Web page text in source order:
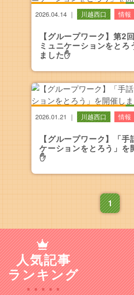
2026.04.14 ｜ 川越西口 情報
【グループワーク】第2
ミュニケーションをとろ
ました✋️
2026.01.21 ｜ 川越西口 情報
【グループワーク】「
ケーションをとろう」を
✋️
1
人気記事
ランキング